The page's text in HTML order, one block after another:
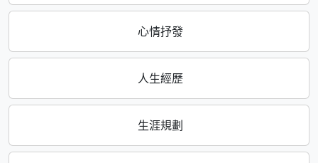
心情抒發
人生經歷
生涯規劃